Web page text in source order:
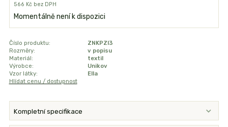
566 Kč bez DPH
Momentálně není k dispozici
Číslo produktu:
ZNKPZI3
Rozměry:
v popisu
Materiál:
textil
Výrobce:
Unikov
Vzor látky:
Ella
Hlídat cenu / dostupnost
Kompletní specifikace